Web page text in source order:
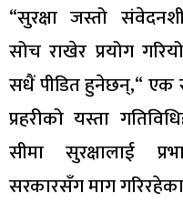
“सुरक्षा जस्तो
सोच राखेर प्रयोग
सधैं पीडित हुनेछन्,“ एक
प्रहरीको यस्ता
सीमा सुरक्षालाई
सरकारसँग माग